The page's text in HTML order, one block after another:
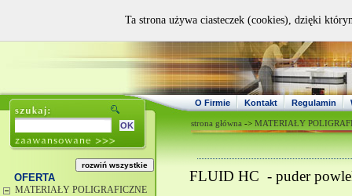
O Firmie Kontakt Regulamin
OFERTA
MATERIAŁY POLIGRAFICZNE
strona główna -> MATERIAŁY
FLUID HC - puder
Ta strona używa ciasteczek (cookies), dzięki